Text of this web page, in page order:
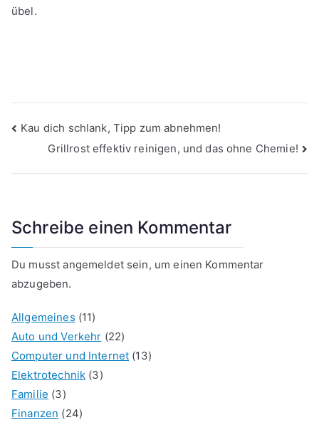
übel.
Beitragsnavigation
Kau dich schlank, Tipp zum abnehmen!
Grillrost effektiv reinigen, und das ohne Chemie!
Schreibe einen Kommentar
Du musstangemeldetsein, um einen Kommentar
abzugeben.
Allgemeines (11)
Auto und Verkehr (22)
Computer und Internet (13)
Elektrotechnik (3)
Familie (3)
Finanzen (24)